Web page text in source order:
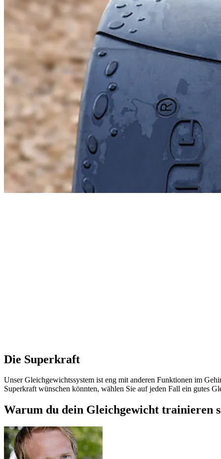
Die Superkraft
Unser Gleichgewichtssystem ist eng mit anderen Funktionen im
Superkraft wünschen könnten, wählen Sie auf jeden Fall ein gutes
Warum du dein Gleichgewicht trainieren